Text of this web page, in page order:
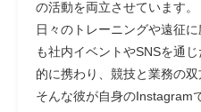
の活動を両立させています。
日々のトレーニングや遠征
も社内イベントやSNSを通
的に携わり、競技と業務の
そんな彼が自身のInstagram